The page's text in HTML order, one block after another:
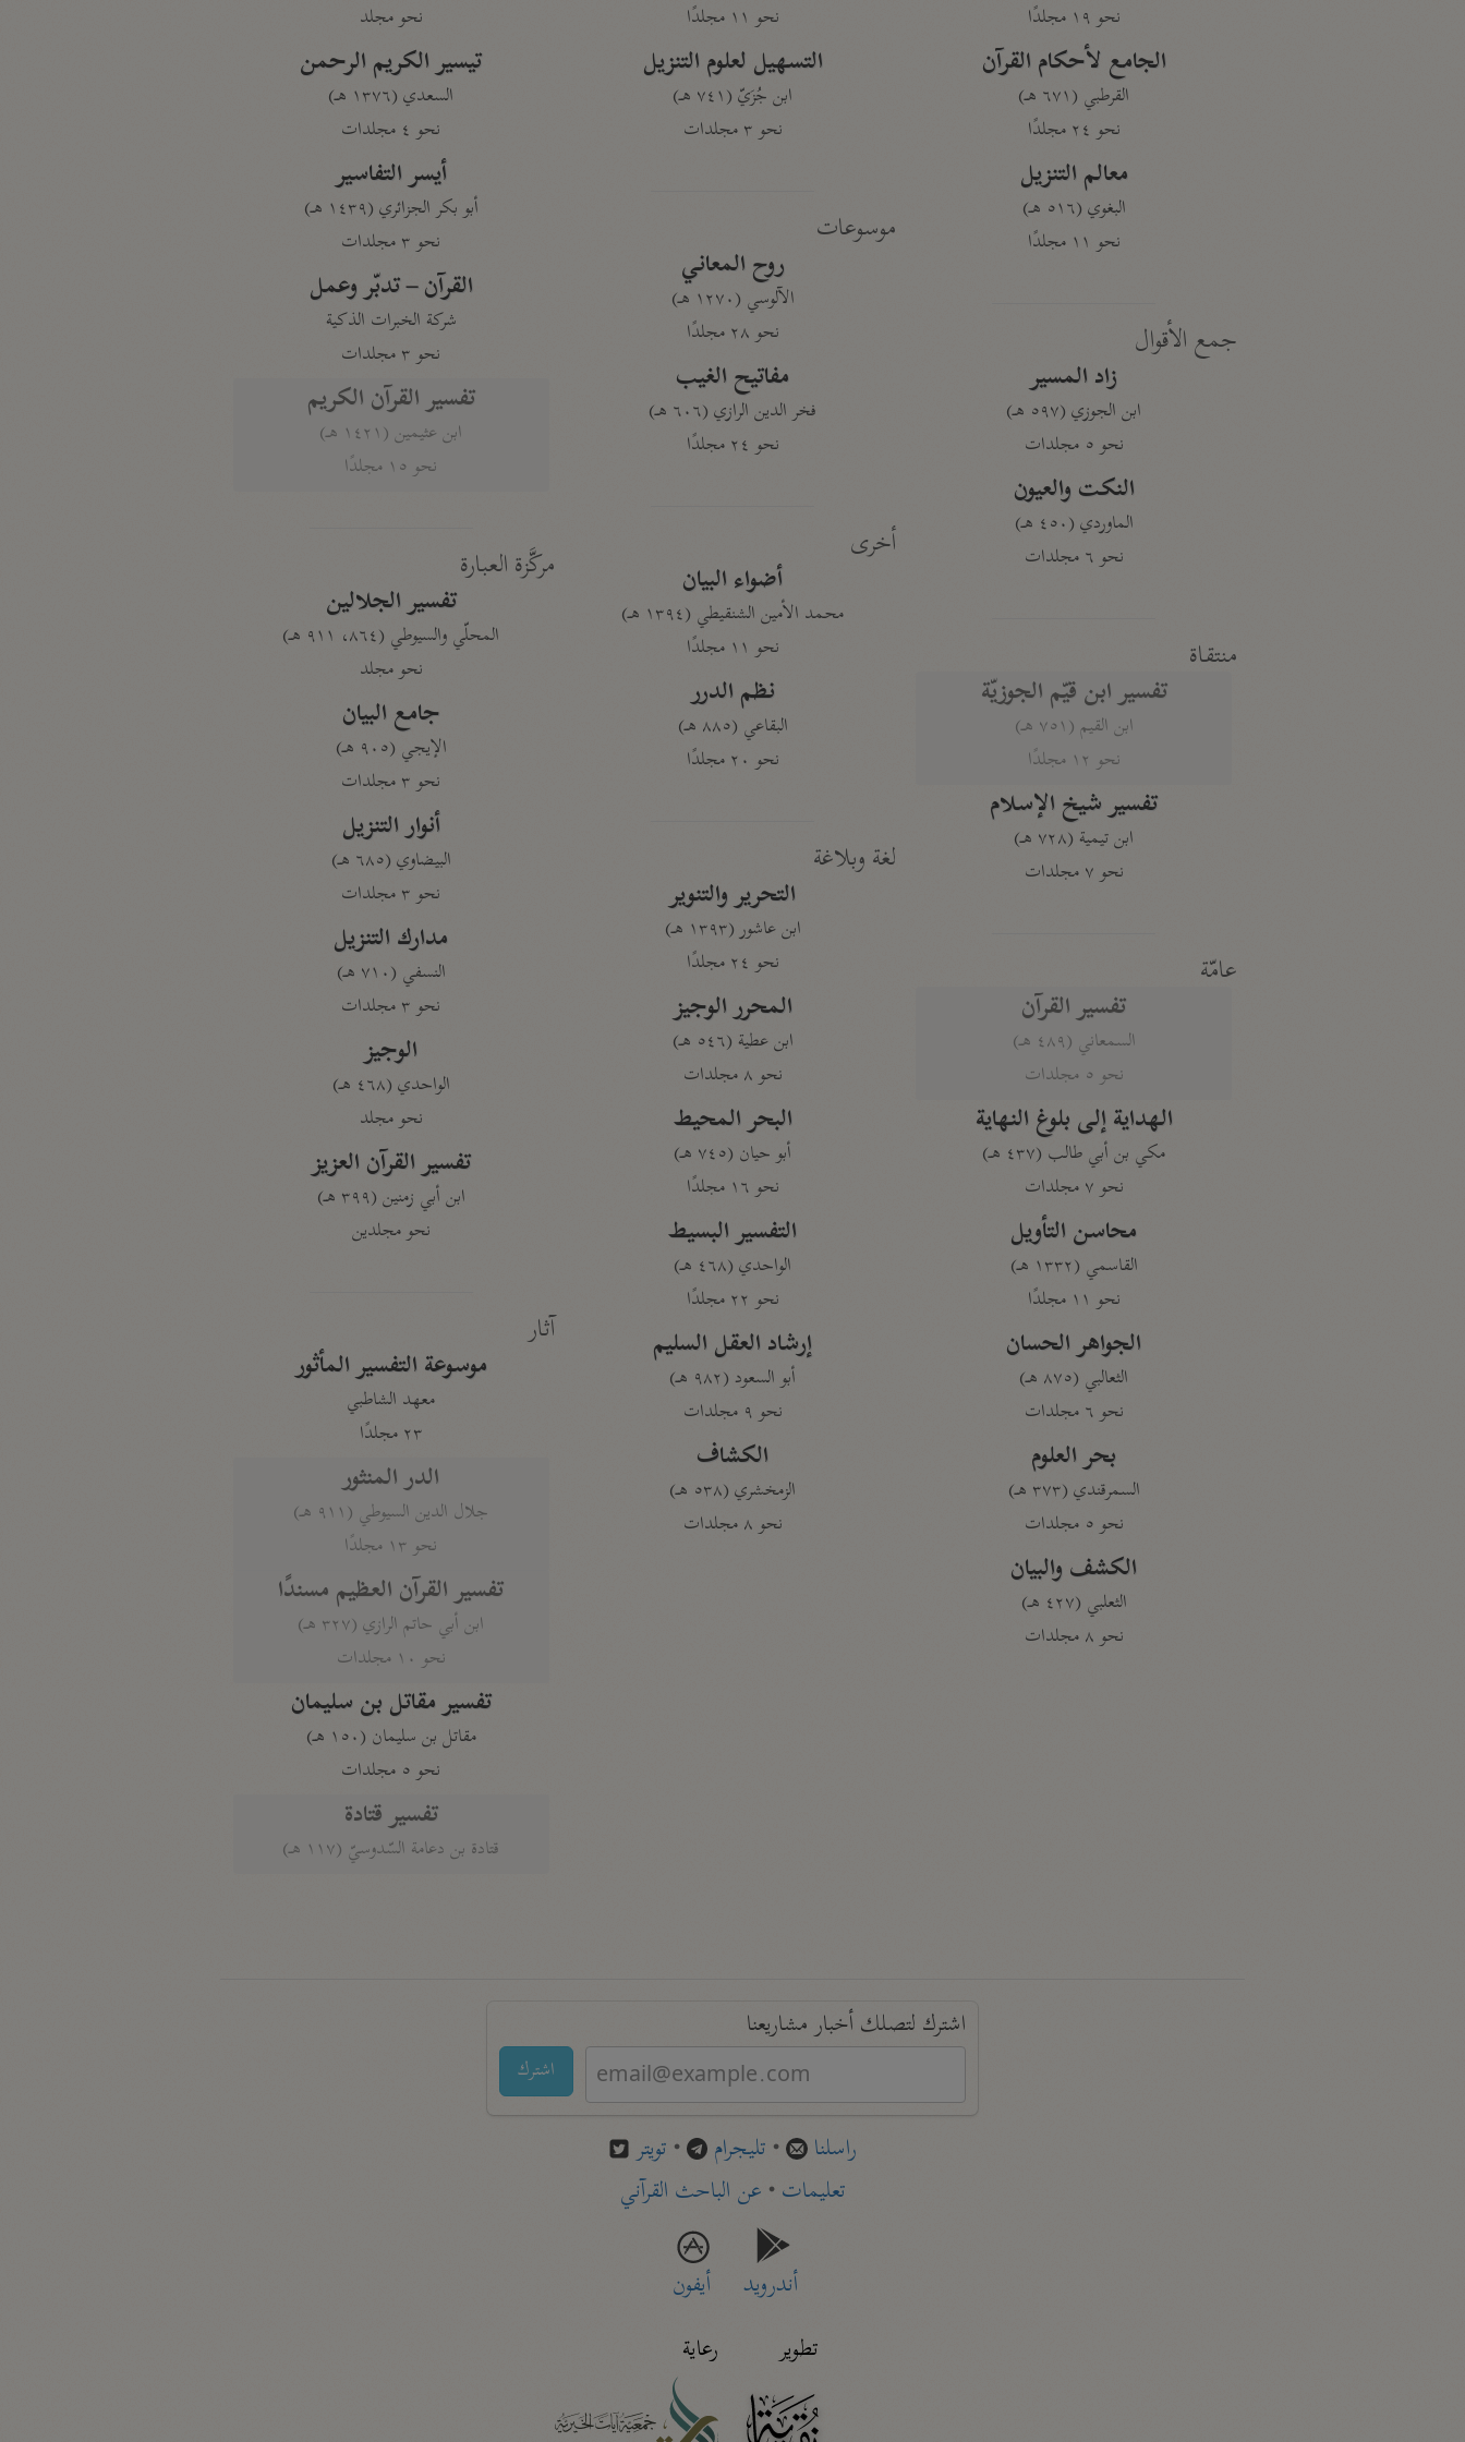
نحو ١٩ مجلدًا
الجامع لأحكام القرآن
القرطبي (٦٧١ هـ)
نحو ٢٤ مجلدًا
معالم التنزيل
البغوي (٥١٦ هـ)
نحو ١١ مجلدًا
جمع الأقوال
زاد المسير
ابن الجوزي (٥٩٧ هـ)
نحو ٥ مجلدات
النكت والعيون
الماوردي (٤٥٠ هـ)
نحو ٦ مجلدات
منتقاة
تفسير ابن قيّم الجوزيّة
ابن القيم (٧٥١ هـ)
نحو ١٢ مجلدًا
تفسير شيخ الإسلام
ابن تيمية (٧٢٨ هـ)
نحو ٧ مجلدات
عامّة
تفسير القرآن
السمعاني (٤٨٩ هـ)
نحو ٥ مجلدات
الهداية إلى بلوغ النهاية
مكي بن أبي طالب (٤٣٧ هـ)
نحو ٧ مجلدات
محاسن التأويل
القاسمي (١٣٣٢ هـ)
نحو ١١ مجلدًا
الجواهر الحسان
الثعالبي (٨٧٥ هـ)
نحو ٦ مجلدات
بحر العلوم
السمرقندي (٣٧٣ هـ)
نحو ٥ مجلدات
الكشف والبيان
الثعلبي (٤٢٧ هـ)
نحو ٨ مجلدات
نحو ١١ مجلدًا
التسهيل لعلوم التنزيل
ابن جُزَيّ (٧٤١ هـ)
نحو ٣ مجلدات
موسوعات
روح المعاني
الآلوسي (١٢٧٠ هـ)
نحو ٢٨ مجلدًا
مفاتيح الغيب
فخر الدين الرازي (٦٠٦ هـ)
نحو ٢٤ مجلدًا
أخرى
أضواء البيان
محمد الأمين الشنقيطي (١٣٩٤ هـ)
نحو ١١ مجلدًا
نظم الدرر
البقاعي (٨٨٥ هـ)
نحو ٢٠ مجلدًا
لغة وبلاغة
التحرير والتنوير
ابن عاشور (١٣٩٣ هـ)
نحو ٢٤ مجلدًا
المحرر الوجيز
ابن عطية (٥٤٦ هـ)
نحو ٨ مجلدات
البحر المحيط
أبو حيان (٧٤٥ هـ)
نحو ١٦ مجلدًا
التفسير البسيط
الواحدي (٤٦٨ هـ)
نحو ٢٢ مجلدًا
إرشاد العقل السليم
أبو السعود (٩٨٢ هـ)
نحو ٩ مجلدات
الكشاف
الزمخشري (٥٣٨ هـ)
نحو ٨ مجلدات
نحو مجلد
تيسير الكريم الرحمن
السعدي (١٣٧٦ هـ)
نحو ٤ مجلدات
أيسر التفاسير
أبو بكر الجزائري (١٤٣٩ هـ)
نحو ٣ مجلدات
القرآن – تدبّر وعمل
شركة الخبرات الذكية
نحو ٣ مجلدات
تفسير القرآن الكريم
ابن عثيمين (١٤٢١ هـ)
نحو ١٥ مجلدًا
مركَّزة العبارة
تفسير الجلالين
المحلّي والسيوطي (٨٦٤، ٩١١ هـ)
نحو مجلد
جامع البيان
الإيجي (٩٠٥ هـ)
نحو ٣ مجلدات
أنوار التنزيل
البيضاوي (٦٨٥ هـ)
نحو ٣ مجلدات
مدارك التنزيل
النسفي (٧١٠ هـ)
نحو ٣ مجلدات
الوجيز
الواحدي (٤٦٨ هـ)
نحو مجلد
تفسير القرآن العزيز
ابن أبي زمنين (٣٩٩ هـ)
نحو مجلدين
آثار
موسوعة التفسير المأثور
معهد الشاطبي
٢٣ مجلدًا
الدر المنثور
جلال الدين السيوطي (٩١١ هـ)
نحو ١٣ مجلدًا
تفسير القرآن العظيم مسندًا
ابن أبي حاتم الرازي (٣٢٧ هـ)
نحو ١٠ مجلدات
تفسير مقاتل بن سليمان
مقاتل بن سليمان (١٥٠ هـ)
نحو ٥ مجلدات
تفسير قتادة
قتادة بن دعامة السّدوسيّ (١١٧ هـ)
اشترك لتصلك أخبار مشاريعنا
اشترك
راسلنا • تليجرام • تويتر
تعليمات• عن الباحث القرآني
أندرويد
أيفون
تطوير
رعاية